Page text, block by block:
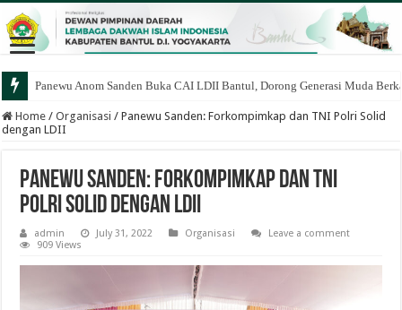
Panewu Anom Sanden Buka CAI LDII Bantul, Dorong Generasi Muda
Home / Organisasi / Panewu Sanden: Forkompimkap dan TNI Polri Solid
dengan LDII
Panewu Sanden: Forkompimkap dan TNI
Polri Solid dengan LDII
admin July 31, 2022 Organisasi
Leave a comment
909 Views